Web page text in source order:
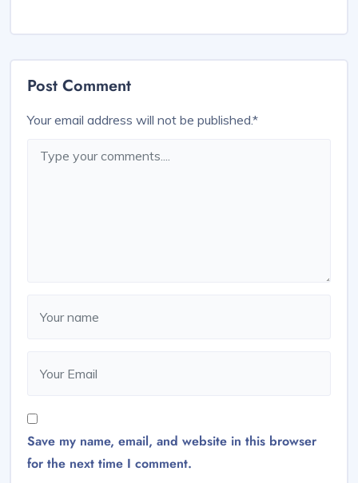
Post Comment
Your email address will not be published.*
Save my name, email, and website in this browser
for the next time I comment.